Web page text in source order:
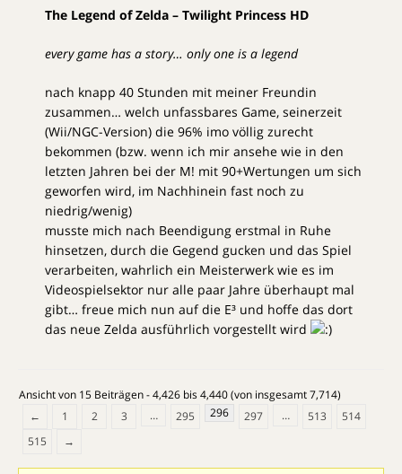
The Legend of Zelda – Twilight Princess HD
every game has a story… only one is a legend
nach knapp 40 Stunden mit meiner Freundin
zusammen… welch unfassbares Game, seinerzeit
(Wii/NGC-Version) die 96% imo völlig zurecht
bekommen (bzw. wenn ich mir ansehe wie in den
letzten Jahren bei der M! mit 90+Wertungen um sich
geworfen wird, im Nachhinein fast noch zu
niedrig/wenig)
musste mich nach Beendigung erstmal in Ruhe
hinsetzen, durch die Gegend gucken und das Spiel
verarbeiten, wahrlich ein Meisterwerk wie es im
Videospielsektor nur alle paar Jahre überhaupt mal
gibt… freue mich nun auf die E³ und hoffe das dort
das neue Zelda ausführlich vorgestellt wird
Ansicht von 15 Beiträgen - 4,426 bis 4,440 (von insgesamt 7,714)
←
1 2 3 … 295 296 297 … 513
514
515
→